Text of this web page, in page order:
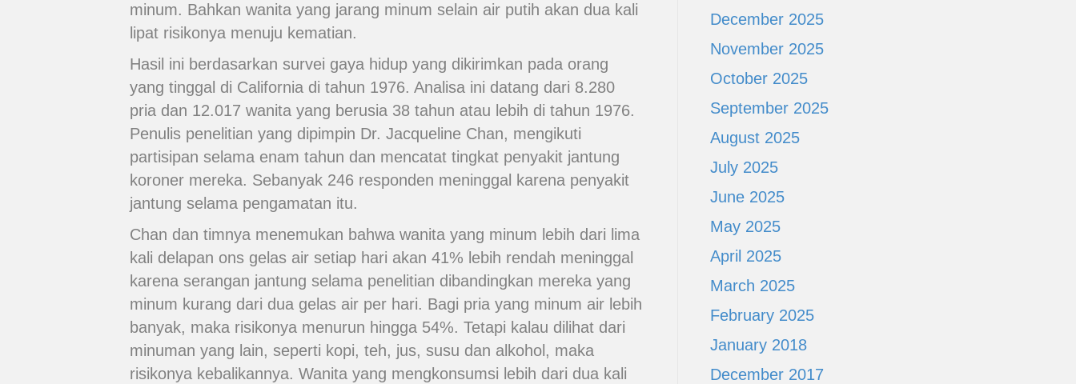
minum. Bahkan wanita yang jarang minum selain air putih akan dua kali
lipat risikonya menuju kematian.
Hasil ini berdasarkan survei gaya hidup yang dikirimkan pada orang
yang tinggal di California di tahun 1976. Analisa ini datang dari 8.280
pria dan 12.017 wanita yang berusia 38 tahun atau lebih di tahun 1976.
Penulis penelitian yang dipimpin Dr. Jacqueline Chan, mengikuti
partisipan selama enam tahun dan mencatat tingkat penyakit jantung
koroner mereka. Sebanyak 246 responden meninggal karena penyakit
jantung selama pengamatan itu.
Chan dan timnya menemukan bahwa wanita yang minum lebih dari lima
kali delapan ons gelas air setiap hari akan 41% lebih rendah meninggal
karena serangan jantung selama penelitian dibandingkan mereka yang
minum kurang dari dua gelas air per hari. Bagi pria yang minum air lebih
banyak, maka risikonya menurun hingga 54%. Tetapi kalau dilihat dari
minuman yang lain, seperti kopi, teh, jus, susu dan alkohol, maka
risikonya kebalikannya. Wanita yang mengkonsumsi lebih dari dua kali
December 2025
November 2025
October 2025
September 2025
August 2025
July 2025
June 2025
May 2025
April 2025
March 2025
February 2025
January 2018
December 2017